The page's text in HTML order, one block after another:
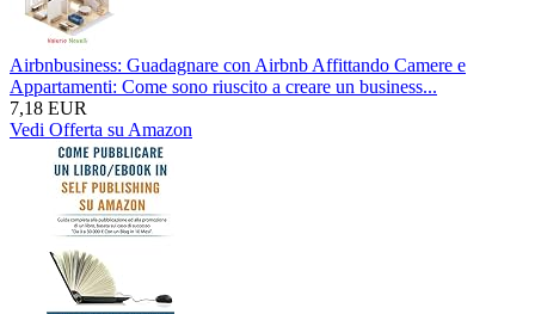
Airbnbusiness: Guadagnare con Airbnb Affittando Camere e
Appartamenti: Come sono riuscito a creare un business...
7,18 EUR
Vedi Offerta su Amazon